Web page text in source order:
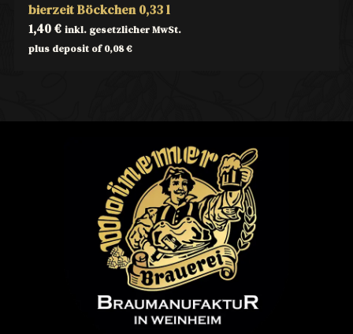
bierzeit Böckchen 0,33 l
1,40€ inkl. gesetzlicher MwSt.
plus deposit of0,08€